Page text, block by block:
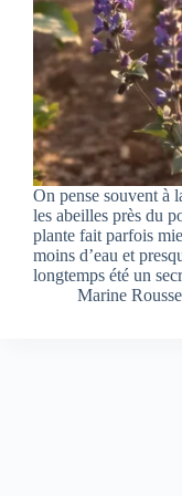
On pense souvent à
les abeilles près du
plante fait parfois
moins d’eau et
longtemps été un
Marine